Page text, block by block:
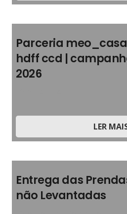
Parceria
hdff ccd |
2026
LER
Entrega das
não Levantadas